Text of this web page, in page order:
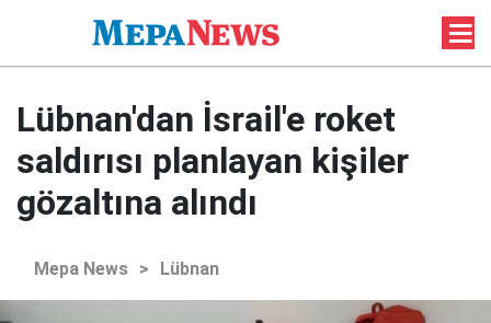
Lübnan'dan İsrail'e roket
saldırısı planlayan kişiler
gözaltına alındı
Mepa News > Lübnan